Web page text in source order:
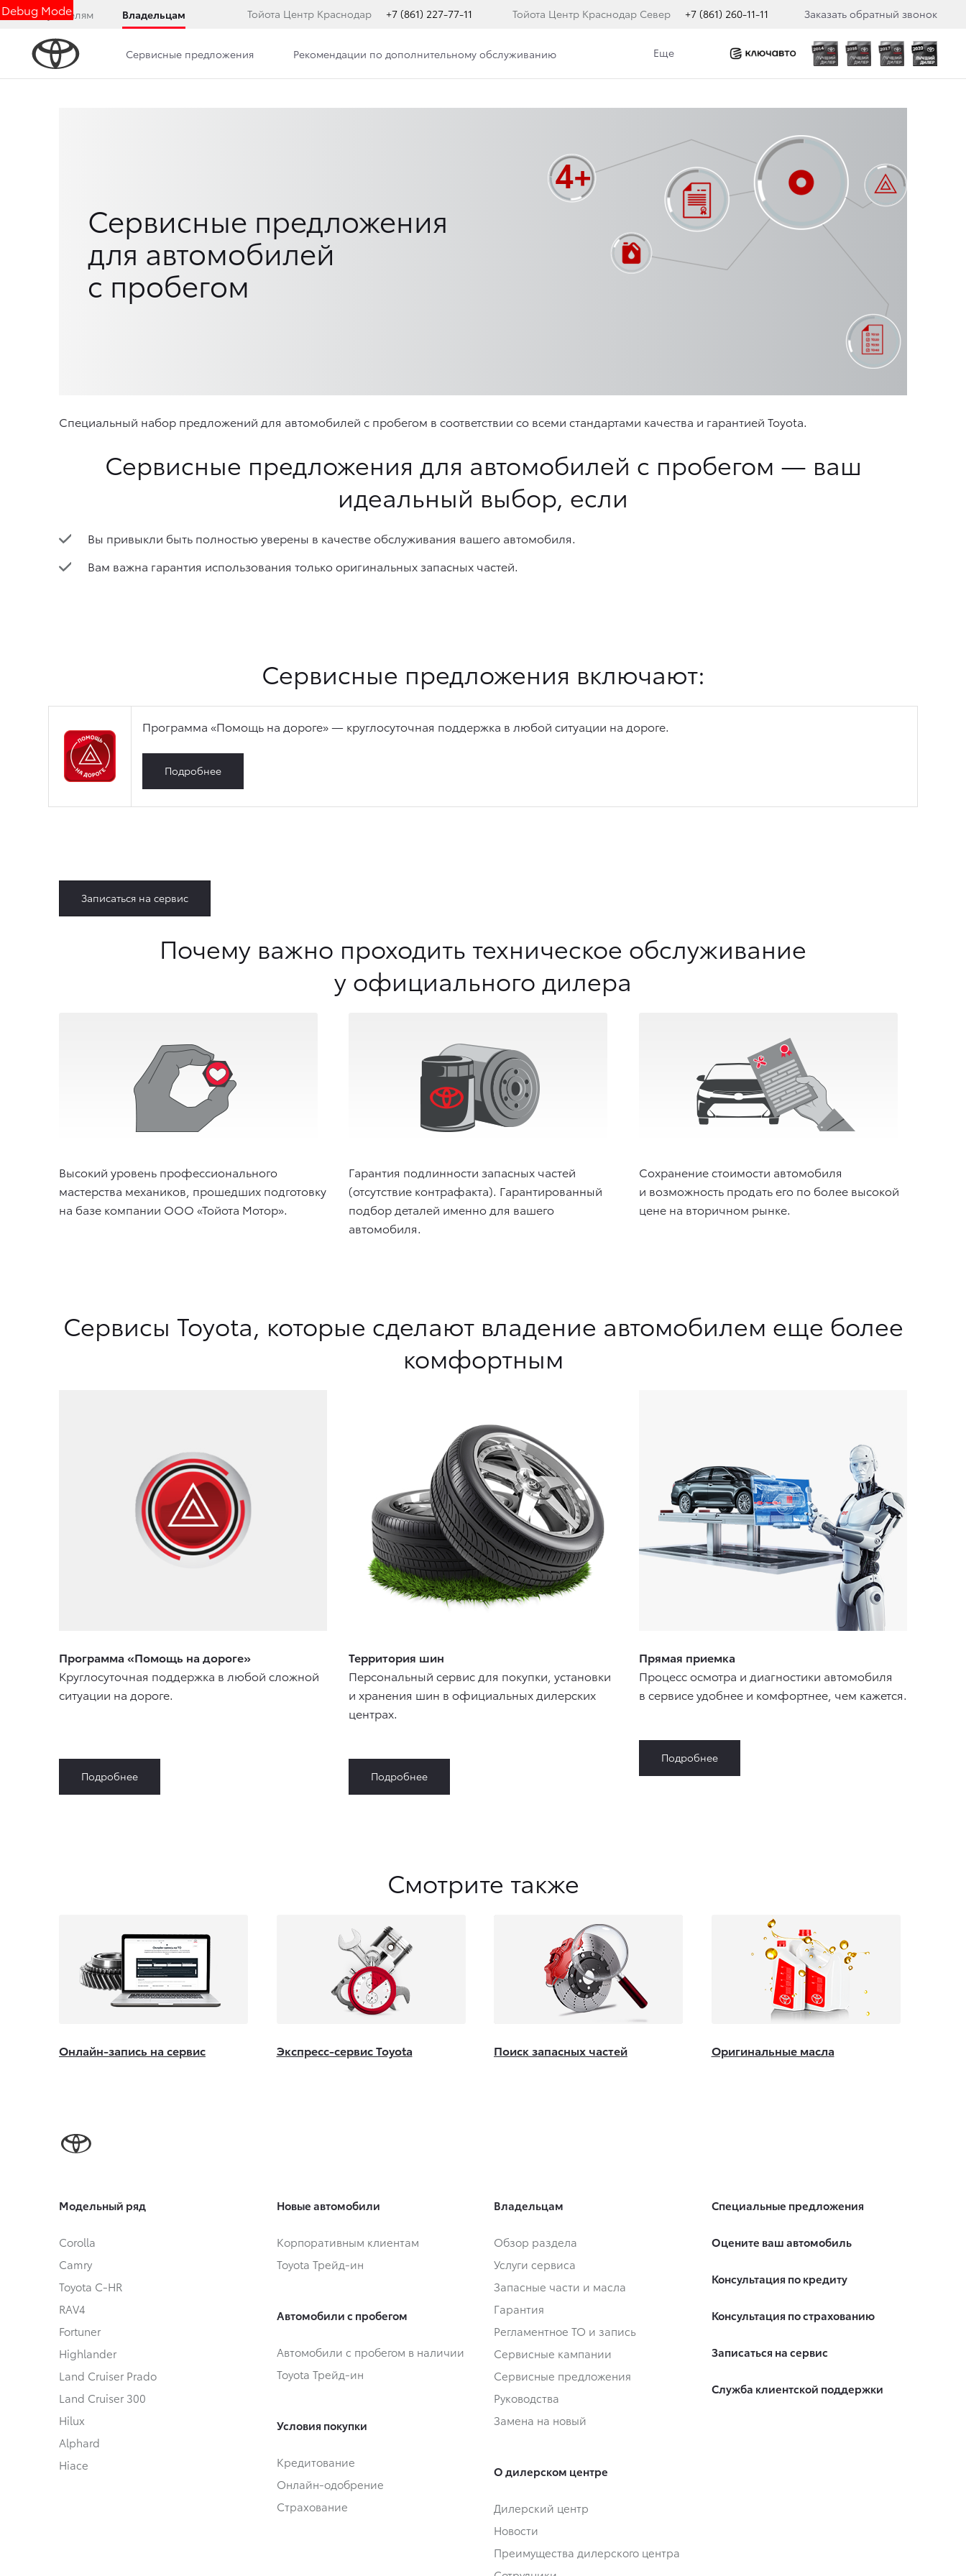
Debug Mode
Покупателям Владельцам Тойота Центр Краснодар +7 (861) 227-77-11 Тойота Центр Краснодар Север +7 (861) 260-11-11 Заказать обратный звонок
Сервисные предложения Рекомендации по дополнительному обслуживанию Еще
Сервисные предложения
для автомобилей
с пробегом
Специальный набор предложений для автомобилей с пробегом в соответствии со всеми стандартами качества и гарантией Toyota.
Сервисные предложения для автомобилей с пробегом — ваш
идеальный выбор, если
Вы привыкли быть полностью уверены в качестве обслуживания вашего автомобиля.
Вам важна гарантия использования только оригинальных запасных частей.
Сервисные предложения включают:
Программа «Помощь на дороге» — круглосуточная поддержка в любой ситуации на дороге.
Подробнее
Записаться на сервис
Почему важно проходить техническое обслуживание
у официального дилера
Высокий уровень профессионального
мастерства механиков, прошедших подготовку
на базе компании ООО «Тойота Мотор».
Гарантия подлинности запасных частей
(отсутствие контрафакта). Гарантированный
подбор деталей именно для вашего
автомобиля.
Сохранение стоимости автомобиля
и возможность продать его по более высокой
цене на вторичном рынке.
Сервисы Toyota, которые сделают владение автомобилем еще более
комфортным
Программа «Помощь на дороге»
Круглосуточная поддержка в любой сложной
ситуации на дороге.
Подробнее
Территория шин
Персональный сервис для покупки, установки
и хранения шин в официальных дилерских
центрах.
Подробнее
Прямая приемка
Процесс осмотра и диагностики автомобиля
в сервисе удобнее и комфортнее, чем кажется.
Подробнее
Смотрите также
Онлайн-запись на сервис Экспресс-сервис Toyota Поиск запасных частей Оригинальные масла
Модельный ряд
Corolla
Camry
Toyota C-HR
RAV4
Fortuner
Highlander
Land Cruiser Prado
Land Cruiser 300
Hilux
Alphard
Hiace
Новые автомобили
Корпоративным клиентам
Toyota Трейд-ин
Автомобили с пробегом
Автомобили с пробегом в наличии
Toyota Трейд-ин
Условия покупки
Кредитование
Онлайн-одобрение
Страхование
Владельцам
Обзор раздела
Услуги сервиса
Запасные части и масла
Гарантия
Регламентное ТО и запись
Сервисные кампании
Сервисные предложения
Руководства
Замена на новый
О дилерском центре
Дилерский центр
Новости
Преимущества дилерского центра
Специальные предложения
Оцените ваш автомобиль
Консультация по кредиту
Консультация по страхованию
Записаться на сервис
Служба клиентской поддержки